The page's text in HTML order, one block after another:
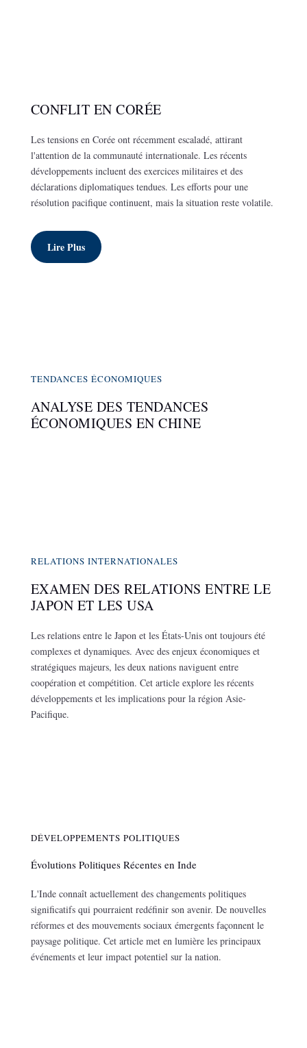
CONFLIT EN CORÉE
Les tensions en Corée ont récemment escaladé, attirant
l'attention de la communauté internationale. Les récents
développements incluent des exercices militaires et des
déclarations diplomatiques tendues. Les efforts pour une
résolution pacifique continuent, mais la situation reste volatile.
Lire Plus
TENDANCES ÉCONOMIQUES
ANALYSE DES TENDANCES
ÉCONOMIQUES EN CHINE
RELATIONS INTERNATIONALES
EXAMEN DES RELATIONS ENTRE LE
JAPON ET LES USA
Les relations entre le Japon et les États-Unis ont toujours été
complexes et dynamiques. Avec des enjeux économiques et
stratégiques majeurs, les deux nations naviguent entre
coopération et compétition. Cet article explore les récents
développements et les implications pour la région Asie-
Pacifique.
DÉVELOPPEMENTS POLITIQUES
Évolutions Politiques Récentes en Inde
L'Inde connaît actuellement des changements politiques
significatifs qui pourraient redéfinir son avenir. De nouvelles
réformes et des mouvements sociaux émergents façonnent le
paysage politique. Cet article met en lumière les principaux
événements et leur impact potentiel sur la nation.